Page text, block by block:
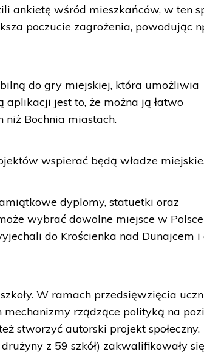
ankietę wśród mieszkańców, w ten
poczucie zagrożenia, powodując
do gry miejskiej, która umożliwia
jest to, że można ją łatwo
niż Bochnia miastach.
wspierać będą władze
dyplomy, statuetki oraz
wybrać dowolne miejsce w
do Krościenka nad Dunajcem i
W ramach przedsięwzięcia
rządzące polityką na
stworzyć autorski projekt społeczny.
z 59 szkół) zakwalifikowały